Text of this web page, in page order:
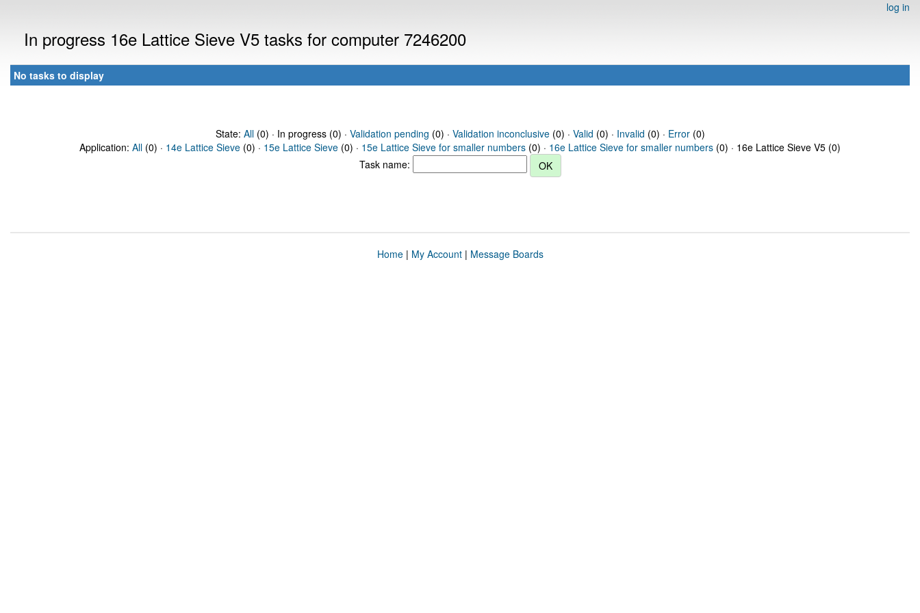
log in
In progress 16e Lattice Sieve V5 tasks for computer 7246200
No tasks to display
State: All(0) · In progress (0) · Validation pending (0) · Validation inconclusive(0) · Valid (0) · Invalid (0) · Error(0)
Application: All (0) · 14e Lattice Sieve (0) · 15e Lattice Sieve (0) · 15e Lattice Sieve for smaller numbers (0) · 16e Lattice Sieve for smaller numbers (0) · 16e Lattice Sieve V5 (0)
Task name:
Home| My Account| Message Boards